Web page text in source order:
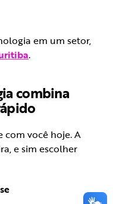
em um setor,
.
combina
com você hoje. A
e sim escolher